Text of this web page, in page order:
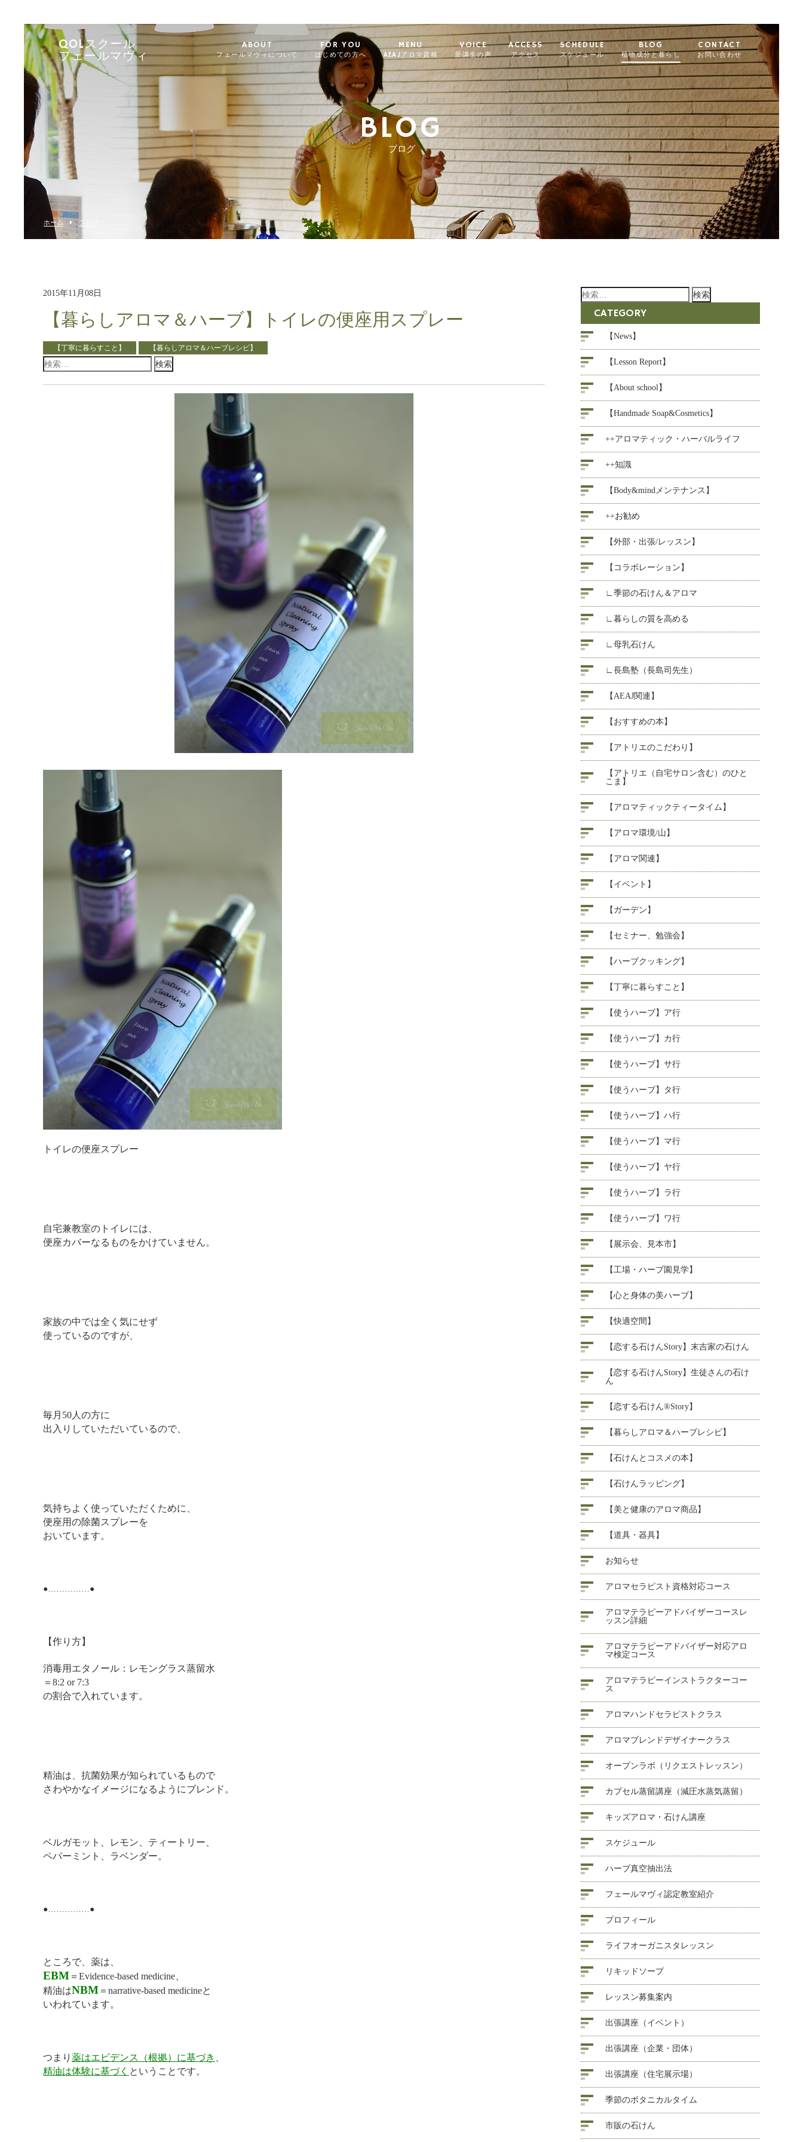
QOLスクール
フェールマヴィ
ABOUT
フェールマヴィについて
FOR YOU
はじめての方へ
MENU
AEAJアロマ資格
VOICE
受講生の声
ACCESS
アクセス
SCHEDULE
スケジュール
BLOG
植物成分と暮らし
CONTACT
お問い合わせ
BLOG
ブログ
ホーム ブログ
2015年11月08日
【暮らしアロマ＆ハーブ】トイレの便座用スプレー
【丁寧に暮らすこと】 【暮らしアロマ＆ハーブレシピ】
検
トイレの便座スプレー
自宅兼教室のトイレには、
便座カバーなるものをかけていません。
家族の中では全く気にせず
使っているのですが、
毎月50人の方に
出入りしていただいているので、
気持ちよく使っていただくために、
便座用の除菌スプレーを
おいています。
●……………●
【作り方】
消毒用エタノール：レモングラス蒸留水
＝8:2 or 7:3
の割合で入れています。
精油は、抗菌効果が知られているもので
さわやかなイメージになるようにブレンド。
ベルガモット、レモン、ティートリー、
ペパーミント、ラベンダー。
●……………●
ところで、薬は、
EBM ＝Evidence-based medicine、
精油はNBM ＝narrative-based medicineと
いわれています。
つまり 薬はエビデンス（根拠）に基づき
精油は体験に基づく ということです。
検
CATEGORY
【News】
【Lesson Report】
【About school】
【Handmade Soap&Cosmetics】
++アロマティック・ハーバルライフ
++知識
【Body&mindメンテナンス】
++お勧め
【外部・出張/レッスン】
【コラボレーション】
∟季節の石けん＆アロマ
∟暮らしの質を高める
∟母乳石けん
∟長島塾（長島司先生）
【AEAJ関連】
【おすすめの本】
【アトリエのこだわり】
【アトリエ（自宅サロン含む）のひと
こま】
【アロマティックティータイム】
【アロマ環境/山】
【アロマ関連】
【イベント】
【ガーデン】
【セミナー、勉強会】
【ハーブクッキング】
【丁寧に暮らすこと】
【使うハーブ】ア行
【使うハーブ】カ行
【使うハーブ】サ行
【使うハーブ】タ行
【使うハーブ】ハ行
【使うハーブ】マ行
【使うハーブ】ヤ行
【使うハーブ】ラ行
【使うハーブ】ワ行
【展示会、見本市】
【工場・ハーブ園見学】
【心と身体の美ハーブ】
【快適空間】
【恋する石けんStory】末吉家の石けん
【恋する石けんStory】生徒さんの石け
ん
【恋する石けん®Story】
【暮らしアロマ＆ハーブレシピ】
【石けんとコスメの本】
【石けんラッピング】
【美と健康のアロマ商品】
【道具・器具】
お知らせ
アロマセラピスト資格対応コース
アロマテラピーアドバイザーコースレ
ッスン詳細
アロマテラピーアドバイザー対応アロ
マ検定コース
アロマテラピーインストラクターコー
ス
アロマハンドセラピストクラス
アロマブレンドデザイナークラス
オープンラボ（リクエストレッスン）
カプセル蒸留講座（減圧水蒸気蒸留）
キッズアロマ・石けん講座
スケジュール
ハーブ真空抽出法
フェールマヴィ認定教室紹介
プロフィール
ライフオーガニスタレッスン
リキッドソープ
レッスン募集案内
出張講座（イベント）
出張講座（企業・団体）
出張講座（住宅展示場）
季節のボタニカルタイム
市販の石けん